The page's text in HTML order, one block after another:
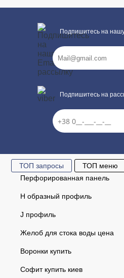
Подпишитесь на
Подпишитесь на
ТОП запросы ТОП меню
Перфорированная панель
Н образный профиль
J профиль
Желоб для стока воды цена
Воронки купить
Софит купить киев